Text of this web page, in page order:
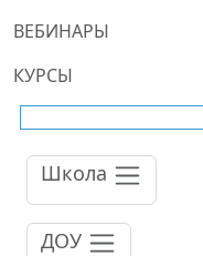
ВЕБИНАРЫ
КУРСЫ
Школа
ДОУ